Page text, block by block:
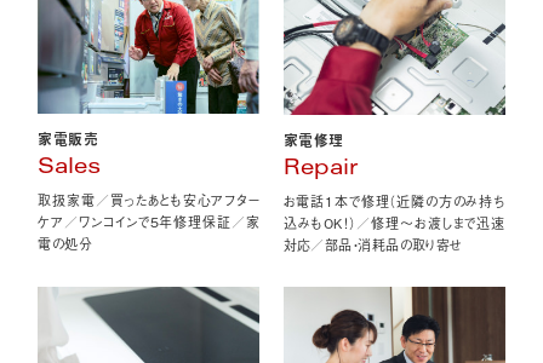
家電販売
Sales
取扱家電／買ったあとも安心アフター
ケア／ワンコインで5年修理保証／家
電の処分
家電修理
Repair
お電話1本で修理（近隣の方のみ持ち
込みもOK！）／修理〜お渡しまで迅速
対応／部品・消耗品の取り寄せ